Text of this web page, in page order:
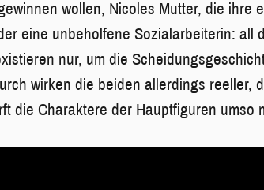
wollen, Nicoles Mutter, die ihre
eine unbeholfene Sozialarbeiterin: all
nur, um die
wirken die beiden allerdings reeller,
die Charaktere der Hauptfiguren umso